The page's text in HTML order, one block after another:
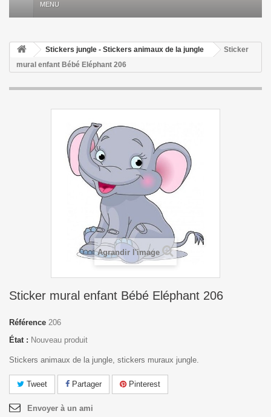
MENU
Stickers jungle - Stickers animaux de la jungle
Sticker
mural enfant Bébé Eléphant 206
Agrandir l'image
Sticker mural enfant Bébé Eléphant 206
Référence 206
État : Nouveau produit
Stickers animaux de la jungle, stickers muraux jungle.
Tweet Partager Pinterest
Envoyer à un ami